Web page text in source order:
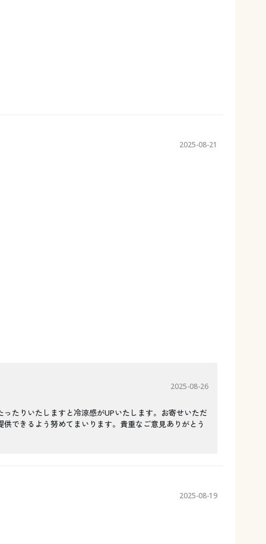
2025-08-21
2025-08-26
たりいたしますと冷涼感がUPいたします。お寄せいただ
できるよう努めてまいります。貴重なご意見ありがとう
2025-08-19